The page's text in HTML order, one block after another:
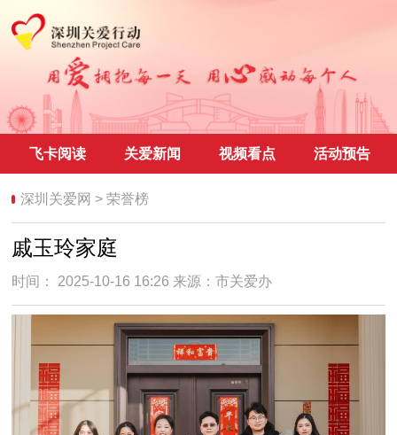
飞卡阅读 关爱新闻 视频看点 活动预告
深圳关爱网 >荣誉榜
戚玉玲家庭
时间： 2025-10-16 16:26 来源：市关爱办